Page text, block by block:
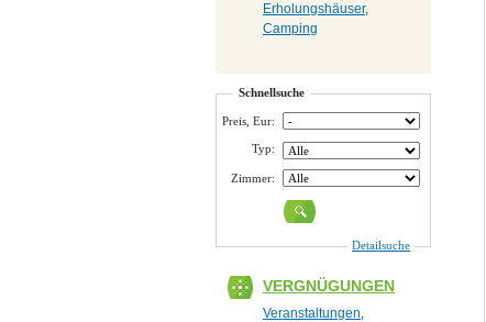
Erholungshäuser,
Camping
Schnellsuche
Preis, Eur:
Typ:
Zimmer:
Detailsuche
VERGNÜGUNGEN
Veranstaltungen,